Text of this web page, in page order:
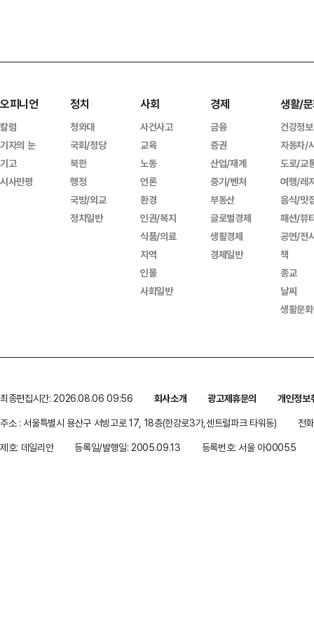
오피니언
칼럼
기자의 눈
기고
시사만평
정치
청와대
국회/정당
북한
행정
국방/외교
정치일반
사회
사건사고
교육
노동
언론
환경
인권/복지
식품/의료
지역
인물
사회일반
경제
금융
증권
산업/재계
중기/벤처
부동산
글로벌경제
생활경제
경제일반
생활/
건강정보
자동차/
도로/교
여행/레
음식/맛
패션/뷰
공연/전
책
종교
날씨
생활문
최종편집시간: 2026.08.06 09:56 회사소개 광고제휴문의
개인정보
주소 : 서울특별시 용산구 서빙고로 17, 18층(한강로3가,센트럴파크 타워동)
전
제호: 데일리안
등록일/발행일: 2005.09.13 등록번호: 서울 아00055